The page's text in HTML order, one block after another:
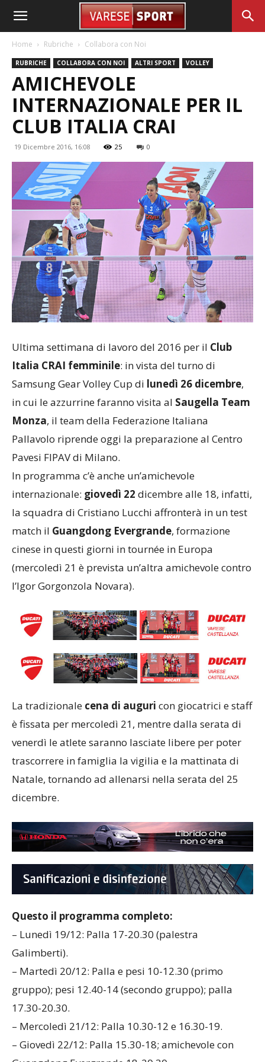
Home Rubriche Collabora con Noi
RUBRICHE COLLABORA CON NOI ALTRI SPORT VOLLEY
AMICHEVOLE
INTERNAZIONALE PER IL
CLUB ITALIA CRAI
19 Dicembre 2016, 16:08 25 0
Ultima settimana di lavoro del 2016 per il Club
Italia CRAI femminile: in vista del turno di
Samsung Gear Volley Cup di lunedì 26 dicembre,
in cui le azzurrine faranno visita al Saugella Team
Monza, il team della Federazione Italiana
Pallavolo riprende oggi la preparazione al Centro
Pavesi FIPAV di Milano.
In programma c’è anche un’amichevole
internazionale: giovedì 22 dicembre alle 18, infatti,
la squadra di Cristiano Lucchi affronterà in un test
match il Guangdong Evergrande, formazione
cinese in questi giorni in tournée in Europa
(mercoledì 21 è prevista un’altra amichevole contro
l’Igor Gorgonzola Novara).
La tradizionale cena di auguri con giocatrici e staff
è fissata per mercoledì 21, mentre dalla serata di
venerdì le atlete saranno lasciate libere per poter
trascorrere in famiglia la vigilia e la mattinata di
Natale, tornando ad allenarsi nella serata del 25
dicembre.
Questo il programma completo:
– Lunedì 19/12: Palla 17-20.30 (palestra
Galimberti).
– Martedì 20/12: Palla e pesi 10-12.30 (primo
gruppo); pesi 12.40-14 (secondo gruppo); palla
17.30-20.30.
– Mercoledì 21/12: Palla 10.30-12 e 16.30-19.
– Giovedì 22/12: Palla 15.30-18; amichevole con